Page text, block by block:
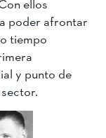
poder afrontar
tiempo
y punto de